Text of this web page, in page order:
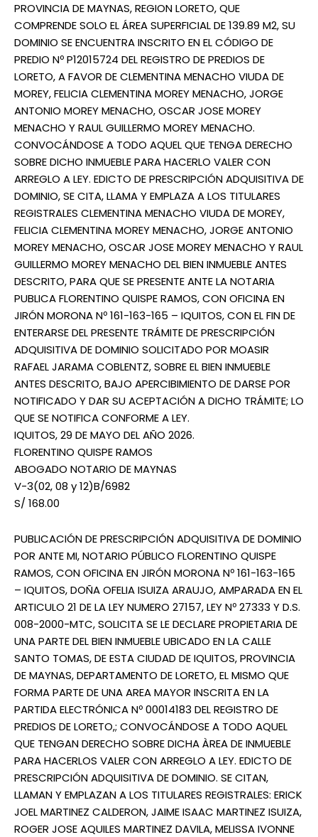
PROVINCIA DE MAYNAS, REGION LORETO, QUE
COMPRENDE SOLO EL ÁREA SUPERFICIAL DE 139.89 M2, SU
DOMINIO SE ENCUENTRA INSCRITO EN EL CÓDIGO DE
PREDIO Nº P12015724 DEL REGISTRO DE PREDIOS DE
LORETO, A FAVOR DE CLEMENTINA MENACHO VIUDA DE
MOREY, FELICIA CLEMENTINA MOREY MENACHO, JORGE
ANTONIO MOREY MENACHO, OSCAR JOSE MOREY
MENACHO Y RAUL GUILLERMO MOREY MENACHO.
CONVOCÁNDOSE A TODO AQUEL QUE TENGA DERECHO
SOBRE DICHO INMUEBLE PARA HACERLO VALER CON
ARREGLO A LEY. EDICTO DE PRESCRIPCIÓN ADQUISITIVA DE
DOMINIO, SE CITA, LLAMA Y EMPLAZA A LOS TITULARES
REGISTRALES CLEMENTINA MENACHO VIUDA DE MOREY,
FELICIA CLEMENTINA MOREY MENACHO, JORGE ANTONIO
MOREY MENACHO, OSCAR JOSE MOREY MENACHO Y RAUL
GUILLERMO MOREY MENACHO DEL BIEN INMUEBLE ANTES
DESCRITO, PARA QUE SE PRESENTE ANTE LA NOTARIA
PUBLICA FLORENTINO QUISPE RAMOS, CON OFICINA EN
JIRÓN MORONA Nº 161-163-165 – IQUITOS, CON EL FIN DE
ENTERARSE DEL PRESENTE TRÁMITE DE PRESCRIPCIÓN
ADQUISITIVA DE DOMINIO SOLICITADO POR MOASIR
RAFAEL JARAMA COBLENTZ, SOBRE EL BIEN INMUEBLE
ANTES DESCRITO, BAJO APERCIBIMIENTO DE DARSE POR
NOTIFICADO Y DAR SU ACEPTACIÓN A DICHO TRÁMITE; LO
QUE SE NOTIFICA CONFORME A LEY.
IQUITOS, 29 DE MAYO DEL AÑO 2026.
FLORENTINO QUISPE RAMOS
ABOGADO NOTARIO DE MAYNAS
V-3(02, 08 y 12)B/6982
S/ 168.00
PUBLICACIÓN DE PRESCRIPCIÓN ADQUISITIVA DE DOMINIO
POR ANTE MI, NOTARIO PÚBLICO FLORENTINO QUISPE
RAMOS, CON OFICINA EN JIRÓN MORONA Nº 161-163-165
– IQUITOS, DOÑA OFELIA ISUIZA ARAUJO, AMPARADA EN EL
ARTICULO 21 DE LA LEY NUMERO 27157, LEY Nº 27333 Y D.S.
008-2000-MTC, SOLICITA SE LE DECLARE PROPIETARIA DE
UNA PARTE DEL BIEN INMUEBLE UBICADO EN LA CALLE
SANTO TOMAS, DE ESTA CIUDAD DE IQUITOS, PROVINCIA
DE MAYNAS, DEPARTAMENTO DE LORETO, EL MISMO QUE
FORMA PARTE DE UNA AREA MAYOR INSCRITA EN LA
PARTIDA ELECTRÓNICA Nº 00014183 DEL REGISTRO DE
PREDIOS DE LORETO,; CONVOCÁNDOSE A TODO AQUEL
QUE TENGAN DERECHO SOBRE DICHA ÀREA DE INMUEBLE
PARA HACERLOS VALER CON ARREGLO A LEY. EDICTO DE
PRESCRIPCIÓN ADQUISITIVA DE DOMINIO. SE CITAN,
LLAMAN Y EMPLAZAN A LOS TITULARES REGISTRALES: ERICK
JOEL MARTINEZ CALDERON, JAIME ISAAC MARTINEZ ISUIZA,
ROGER JOSE AQUILES MARTINEZ DAVILA, MELISSA IVONNE